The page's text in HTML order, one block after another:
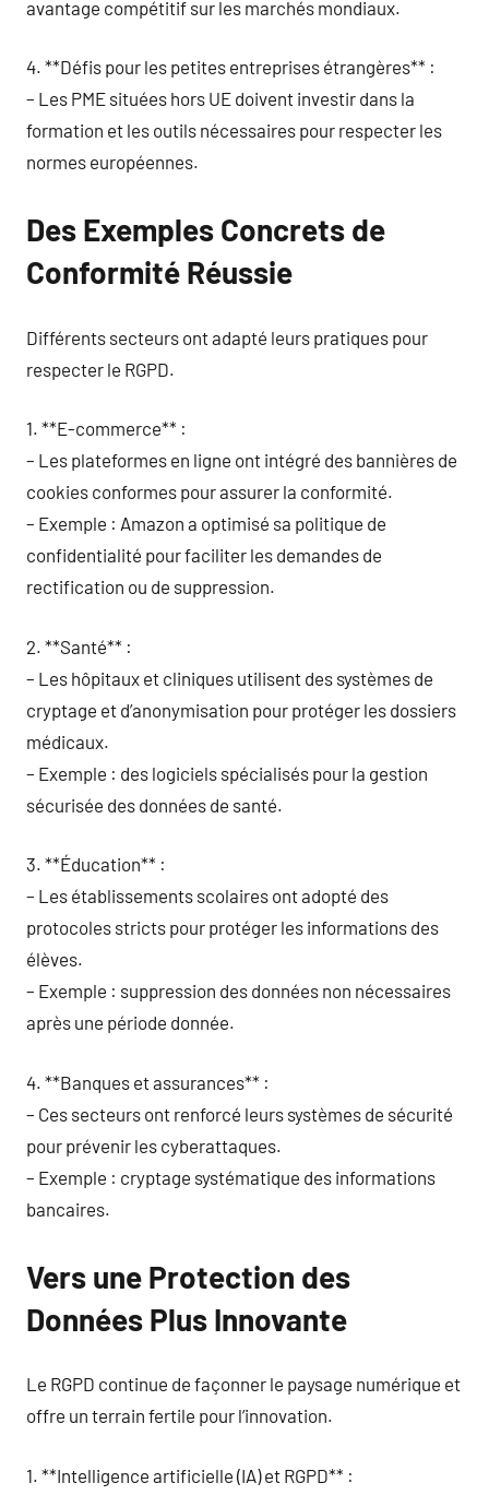
avantage compétitif sur les marchés mondiaux.
4. **Défis pour les petites entreprises étrangères** :
– Les PME situées hors UE doivent investir dans la
formation et les outils nécessaires pour respecter les
normes européennes.
Des Exemples Concrets de
Conformité Réussie
Différents secteurs ont adapté leurs pratiques pour
respecter le RGPD.
1. **E-commerce** :
– Les plateformes en ligne ont intégré des bannières de
cookies conformes pour assurer la conformité.
– Exemple : Amazon a optimisé sa politique de
confidentialité pour faciliter les demandes de
rectification ou de suppression.
2. **Santé** :
– Les hôpitaux et cliniques utilisent des systèmes de
cryptage et d’anonymisation pour protéger les dossiers
médicaux.
– Exemple : des logiciels spécialisés pour la gestion
sécurisée des données de santé.
3. **Éducation** :
– Les établissements scolaires ont adopté des
protocoles stricts pour protéger les informations des
élèves.
– Exemple : suppression des données non nécessaires
après une période donnée.
4. **Banques et assurances** :
– Ces secteurs ont renforcé leurs systèmes de sécurité
pour prévenir les cyberattaques.
– Exemple : cryptage systématique des informations
bancaires.
Vers une Protection des
Données Plus Innovante
Le RGPD continue de façonner le paysage numérique et
offre un terrain fertile pour l’innovation.
1. **Intelligence artificielle (IA) et RGPD** :